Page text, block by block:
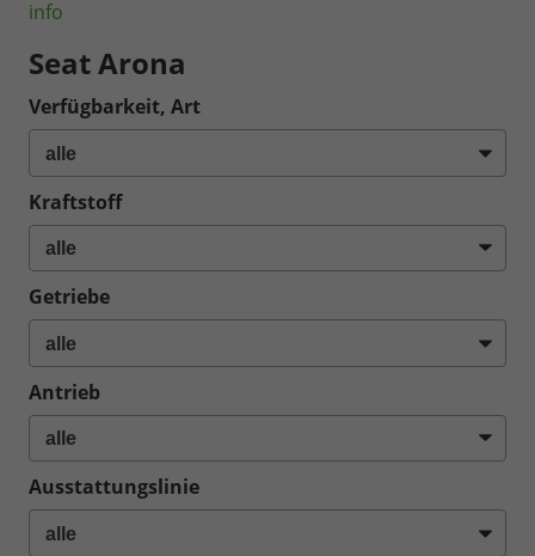
info
Seat Arona
Verfügbarkeit, Art
Kraftstoff
Getriebe
Antrieb
Ausstattungslinie